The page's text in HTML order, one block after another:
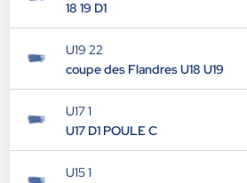
U19 21
18 19 D1
U19 22
coupe des Flandres U18 U19
U17 1
U17 D1 POULE C